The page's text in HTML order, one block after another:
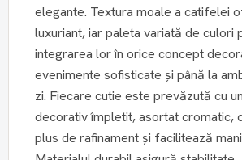
elegante. Textura moale a catifelei
luxuriant, iar paleta variată de culori
integrarea lor în orice concept
evenimente sofisticate și până la
zi. Fiecare cutie este prevăzută cu
decorativ împletit, asortat cromatic,
plus de rafinament și facilitează